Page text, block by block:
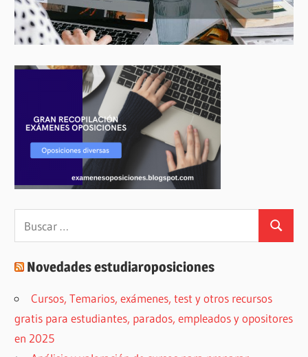
Buscar
Novedades estudiaroposiciones
Cursos, Temarios, exámenes, test y otros recursos
gratis para estudiantes, parados, empleados y opositores
en 2025